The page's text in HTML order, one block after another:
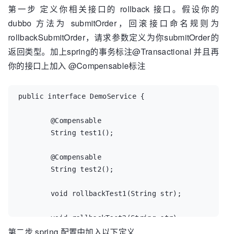
第一步 定义你相关接口的 rollback 接口。假设你的
dubbo 方法为 submitOrder，回滚接口命名规则为
rollbackSubmitOrder，请求参数定义为你submitOrder的
返回类型。加上spring的事务标注@Transactional 并且再
你的接口上加入 @Compensable标注
public interface DemoService {
}